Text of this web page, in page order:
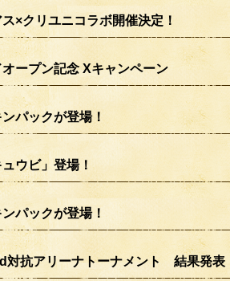
×クリユニコラボ開催決定！
ープン記念 Xキャンペーン
パックが登場！
ウビ」登場！
パックが登場！
対抗アリーナトーナメント 結果発表